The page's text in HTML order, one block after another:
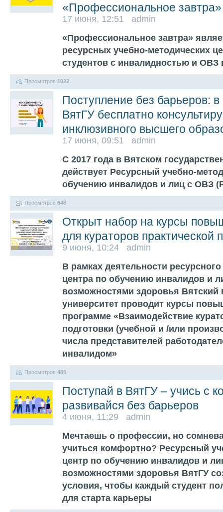
«Профессиональное завтра»
17 июня, 12:51 admin
«Профессиональное завтра»
ресурсных учебно-методических
студентов с инвалидностью и ОВЗ
Просмотров 1022
Поступление без барьеров:
ВятГУ бесплатно
инклюзивного высшего
17 июня, 09:51 admin
С 2017 года в Вятском
действует Ресурсный учебно-
обучению инвалидов и лиц с ОВЗ
Просмотров 648
Открыт набор на курсы
для кураторов практической
9 июня, 10:24 admin
В рамках деятельности
центра по обучению инвалидов и
возможностями здоровья Вятский
университет проводит курсы
программе «Взаимодействие
подготовки (учебной и /или
числа представителей
инвалидом»
Просмотров 485
Поступай в ВятГУ – учись с
развивайся без барьеров
4 июня, 11:29 admin
Мечтаешь о профессии, но
учиться комфортно? Ресурсный
центр по обучению инвалидов и
возможностями здоровья ВятГУ
условия, чтобы каждый студент
для старта карьеры